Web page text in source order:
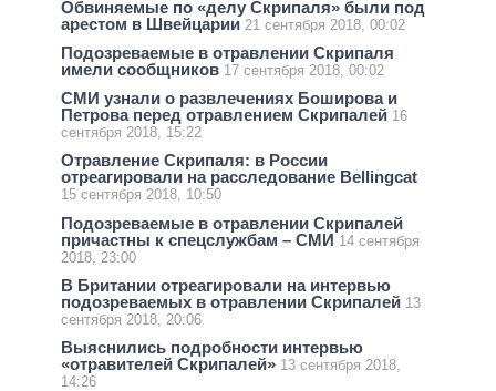
Обвиняемые по «делу Скрипаля» были под
арестом в Швейцарии 21 сентября 2018, 00:02
Подозреваемые в отравлении Скрипаля
имели сообщников 17 сентября 2018, 00:02
СМИ узнали о развлечениях Боширова и
Петрова перед отравлением Скрипалей 16
сентября 2018, 15:22
Отравление Скрипаля: в России
отреагировали на расследование Bellingcat
15 сентября 2018, 10:50
Подозреваемые в отравлении Скрипалей
причастны к спецслужбам – СМИ 14 сентября
2018, 23:00
В Британии отреагировали на интервью
подозреваемых в отравлении Скрипалей 13
сентября 2018, 20:06
Выяснились подробности интервью
«отравителей Скрипалей» 13 сентября 2018,
14:26